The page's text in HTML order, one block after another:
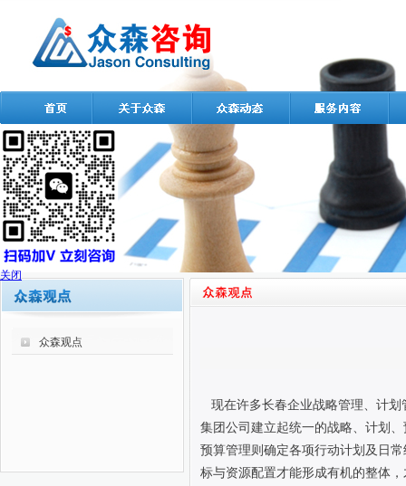
众森观点
现在许多长春企业战略管理、计
集团公司建立起统一的战略、计划
预算管理则确定各项行动计划及日
标与资源配置才能形成有机的整体
关闭